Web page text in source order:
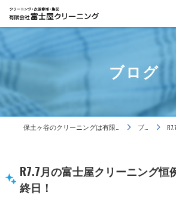
ブログ
ブログ R7.7
R7.7月の富士屋クリーニング恒
終日！